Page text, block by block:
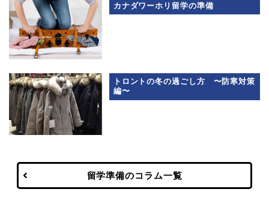
カナダワーホリ留学の準備
トロントの冬の過ごし方 〜防寒対策
編〜
留学準備のコラム一覧